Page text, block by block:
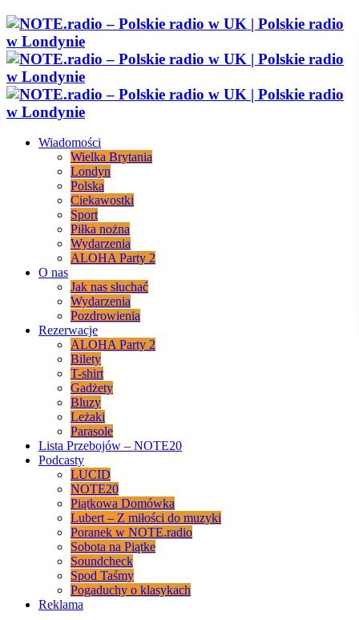
Wiadomości
Wielka Brytania
Londyn
Polska
Ciekawostki
Sport
Piłka nożna
Wydarzenia
ALOHA Party 2
O nas
Jak nas słuchać
Wydarzenia
Pozdrowienia
Rezerwacje
ALOHA Party 2
Bilety
T-shirt
Gadżety
Bluzy
Leżaki
Parasole
Lista Przebojów – NOTE20
Podcasty
LUCID
NOTE20
Piątkowa Domówka
Lubert – Z miłości do muzyki
Poranek w NOTE.radio
Sobota na Piątke
Soundcheck
Spod Taśmy
Pogaduchy o klasykach
Reklama